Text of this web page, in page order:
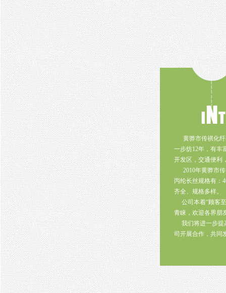
黄骅市传祺化纤
一步纺12年，有丰
开发区，交通便利
2010年黄骅市传
丙纶长丝规格有：
齐全、规格多样。
公司本着“顾客至
青睐，欢迎各界朋
我们将进一步提
司开展合作，共同